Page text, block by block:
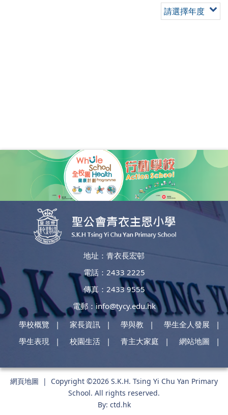
請選擇年度
地址：青衣長宏邨
電話：2433 2225
傳真：2433 9555
電郵：info@tycy.edu.hk
學校概覽
家長資訊 學與教
學生全人發展
學生表現
校園生活 青主大家庭 網站地圖
網頁地圖 | Copyright ©2026 S.K.H. Tsing Yi Chu Yan Primary
School. All rights reserved.
By: ctd.hk